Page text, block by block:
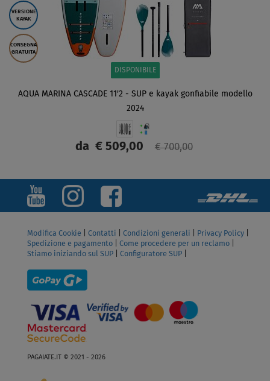
VERSIONE
KAYAK
CONSEGNA
GRATUITA
DISPONIBILE
AQUA MARINA CASCADE 11'2 - SUP e kayak gonfiabile modello
2024
da€ 509,00 € 700,00
SCHERMO
Modifica Cookie Contatti Condizioni generali Privacy Policy
Spedizione e pagamento
Come procedere per un reclamo
Stiamo iniziando sul SUP
Configuratore SUP
PAGAIATE.IT © 2021 - 2026